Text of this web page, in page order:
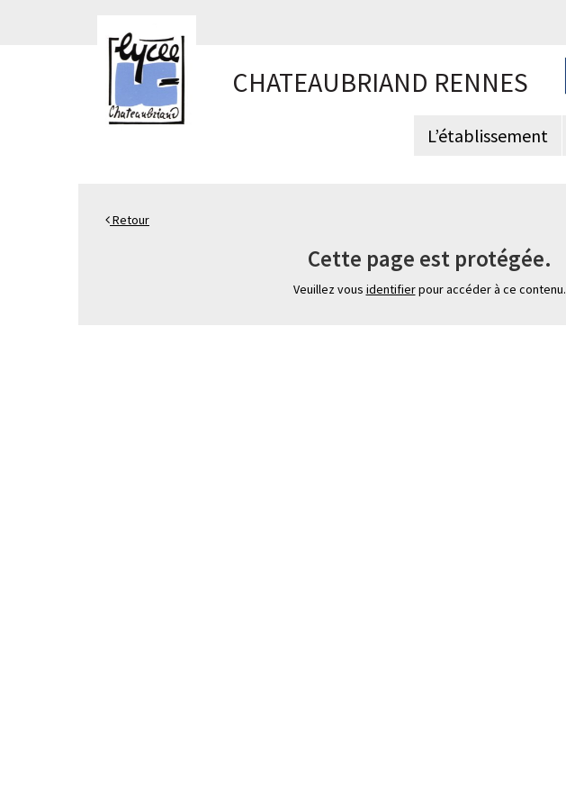
CHATEAUBRIAND RENNES
L’établissement
Retour
Cette page est protégée.
Veuillez vous identifierpour accéder à ce contenu.